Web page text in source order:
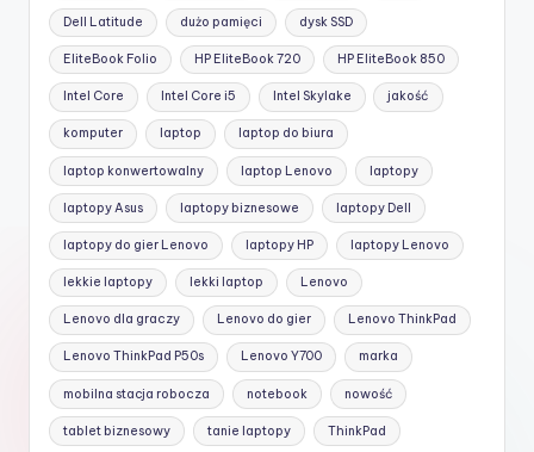
Dell Latitude dużo pamięci dysk SSD
EliteBook Folio HP EliteBook 720 HP EliteBook 850
Intel Core Intel Core i5 Intel Skylake jakość
komputer laptop laptop do biura
laptop konwertowalny laptop Lenovo laptopy
laptopy Asus laptopy biznesowe laptopy Dell
laptopy do gier Lenovo laptopy HP laptopy Lenovo
lekkie laptopy lekki laptop Lenovo
Lenovo dla graczy Lenovo do gier Lenovo ThinkPad
Lenovo ThinkPad P50s Lenovo Y700 marka
mobilna stacja robocza notebook nowość
tablet biznesowy tanie laptopy ThinkPad